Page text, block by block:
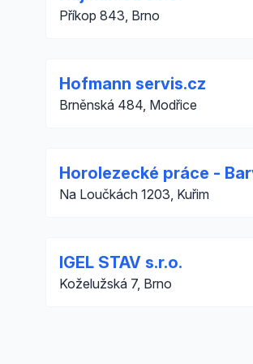
Příkop 843, Brno
Hofmann servis.cz
Brněnská 484, Modřice
Horolezecké práce -
Na Loučkách 1203, Kuřim
IGEL STAV s.r.o.
Koželužská 7, Brno